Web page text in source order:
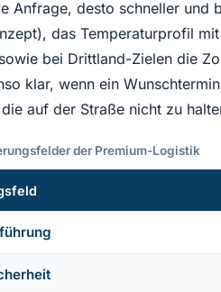
Anfrage, desto schneller und
das Temperaturprofil
bei Drittland-Zielen die
klar, wenn ein
auf der Straße nicht zu
der Premium-Logistik